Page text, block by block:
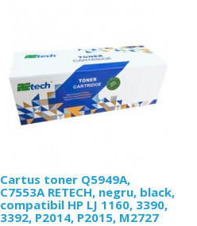
Cartus toner Q5949A,
C7553A RETECH, negru, black,
compatibil HP LJ 1160, 3390,
3392, P2014, P2015, M2727